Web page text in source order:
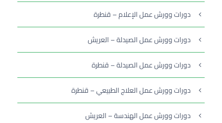
دورات وورش عمل الإعلام – قنطرة
دورات وورش عمل الصيدلة – العريش
دورات وورش عمل الصيدلة – قنطرة
دورات وورش عمل العلاج الطبيعي – قنطرة
دورات وورش عمل الهندسة – العريش